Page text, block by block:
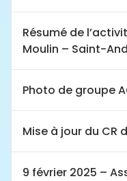
Résumé de
Moulin – Saint-
Photo de groupe
Mise à jour du CR
9 février 2025 –